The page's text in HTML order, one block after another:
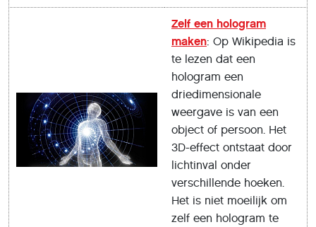
Zelf een hologram
maken: Op Wikipedia is
te lezen dat een
hologram een
driedimensionale
weergave is van een
object of persoon. Het
3D-effect ontstaat door
lichtinval onder
verschillende hoeken.
Het is niet moeilijk om
zelf een hologram te